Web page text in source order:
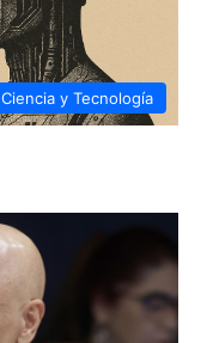
Ciencia y Tecnología